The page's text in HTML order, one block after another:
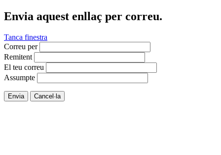
Envia aquest enllaç per correu.
Tanca finestra
Correu per
Remitent
El teu correu
Assumpte
Envia Cancel·la